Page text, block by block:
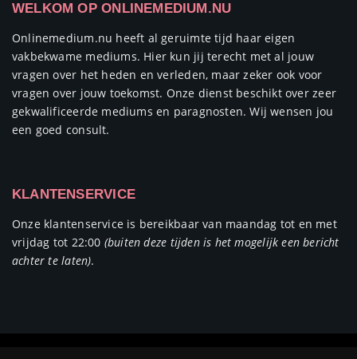
WELKOM OP ONLINEMEDIUM.NU
Onlinemedium.nu heeft al geruimte tijd haar eigen
vakbekwame mediums. Hier kun jij terecht met al jouw
vragen over het heden en verleden, maar zeker ook voor
vragen over jouw toekomst. Onze dienst beschikt over zeer
gekwalificeerde mediums en paragnosten. Wij wensen jou
een goed consult.
KLANTENSERVICE
Onze klantenservice is bereikbaar van maandag tot en met
vrijdag tot 22:00 (buiten deze tijden is het mogelijk een bericht
achter te laten).